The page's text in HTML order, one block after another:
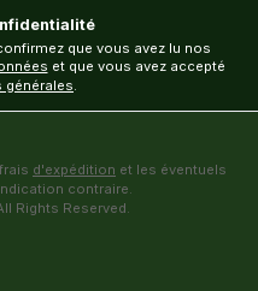
et que vous avez accepté
générales.
d'expédition et les éventuels
contraire.
Rights Reserved.